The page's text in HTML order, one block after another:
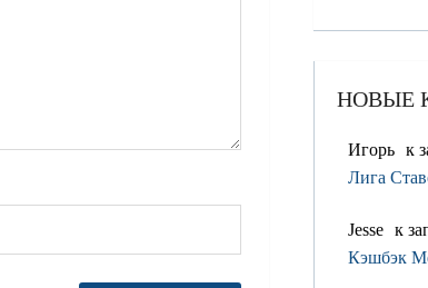
НОВЫЕ
Игорь к
Лига
Jesse к
Кэшбэк